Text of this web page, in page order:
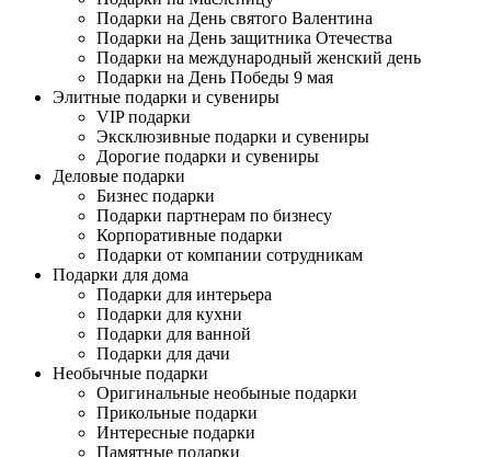
Подарки на День святого Валентина
Подарки на День защитника Отечества
Подарки на международный женский день
Подарки на День Победы 9 мая
Элитные подарки и сувениры
VIP подарки
Эксклюзивные подарки и сувениры
Дорогие подарки и сувениры
Деловые подарки
Бизнес подарки
Подарки партнерам по бизнесу
Корпоративные подарки
Подарки от компании сотрудникам
Подарки для дома
Подарки для интерьера
Подарки для кухни
Подарки для ванной
Подарки для дачи
Необычные подарки
Оригинальные необыные подарки
Прикольные подарки
Интересные подарки
Памятные подарки